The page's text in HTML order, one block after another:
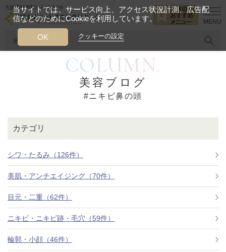
大阪西梅田駅から徒歩2分
糸リフト ヒアルロン酸
今月のおすすめメニュー
クリニックについて
料金一覧
ニキビ鼻の頭
COLUMN.
美容ブログ
#ニキビ鼻の頭
カテゴリ
シワ・たるみ（126件）
美肌・アンチエイジング（70件）
目元・二重（62件）
ニキビ・ニキビ跡・毛穴（59件）
輪郭・小顔（46件）
当サイトでは、サービス向上、アクセス状況計測、広告配
信などのためにCookieを利用しています。
クッキーの設定
OK